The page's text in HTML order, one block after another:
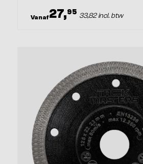
Vanaf27,95 33,82 incl. btw